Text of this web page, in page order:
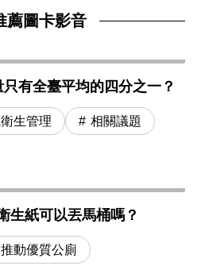
薦圖卡影音
有全臺平均的四分之一？
生管理 相關議題
生紙可以丟馬桶嗎？
推動優質公廁